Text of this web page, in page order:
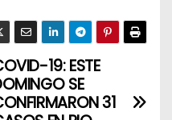
19: ESTE
SE
31